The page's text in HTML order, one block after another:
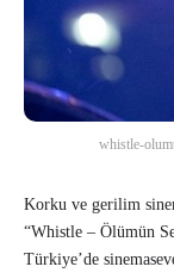
whistle-
Korku ve gerilim
“Whistle – Ölümün
Türkiye’de